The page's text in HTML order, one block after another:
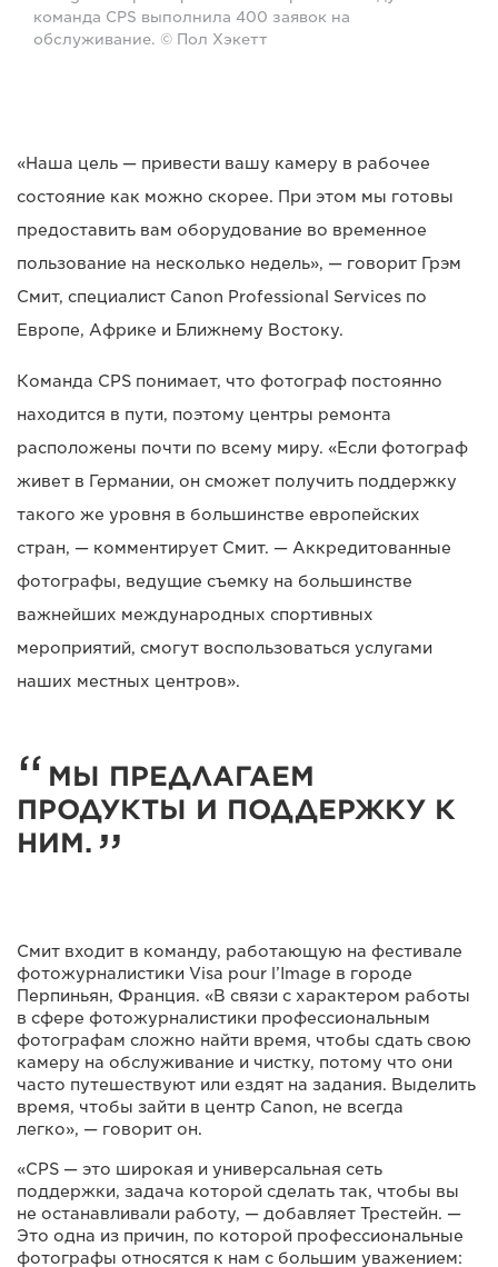
команда CPS выполнила 400 заявок на
обслуживание. © Пол Хэкетт
«Наша цель — привести вашу камеру в рабочее
состояние как можно скорее. При этом мы готовы
предоставить вам оборудование во временное
пользование на несколько недель», — говорит Грэм
Смит, специалист Canon Professional Services по
Европе, Африке и Ближнему Востоку.
Команда CPS понимает, что фотограф постоянно
находится в пути, поэтому центры ремонта
расположены почти по всему миру. «Если фотограф
живет в Германии, он сможет получить поддержку
такого же уровня в большинстве европейских
стран, — комментирует Смит. — Аккредитованные
фотографы, ведущие съемку на большинстве
важнейших международных спортивных
мероприятий, смогут воспользоваться услугами
наших местных центров».
МЫ ПРЕДЛАГАЕМ
ПРОДУКТЫ И ПОДДЕРЖКУ К
НИМ.
Смит входит в команду, работающую на фестивале
фотожурналистики Visa pour l’Image в городе
Перпиньян, Франция. «В связи с характером работы
в сфере фотожурналистики профессиональным
фотографам сложно найти время, чтобы сдать свою
камеру на обслуживание и чистку, потому что они
часто путешествуют или ездят на задания. Выделить
время, чтобы зайти в центр Canon, не всегда
легко», — говорит он.
«CPS — это широкая и универсальная сеть
поддержки, задача которой сделать так, чтобы вы
не останавливали работу, — добавляет Трестейн. —
Это одна из причин, по которой профессиональные
фотографы относятся к нам с большим уважением: